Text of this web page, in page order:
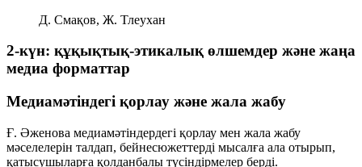
Д. Смақов, Ж. Тлеухан
2-күн: құқықтық-этикалық өлшемдер және жаңа
медиа форматтар
Медиамәтіндегі қорлау және жала жабу
Ғ. Әженова медиамәтіндердегі қорлау мен жала жабу
мәселелерін талдап, бейнесюжеттерді мысалға ала отырып,
қатысушыларға қолданбалы түсіндірмелер берді.